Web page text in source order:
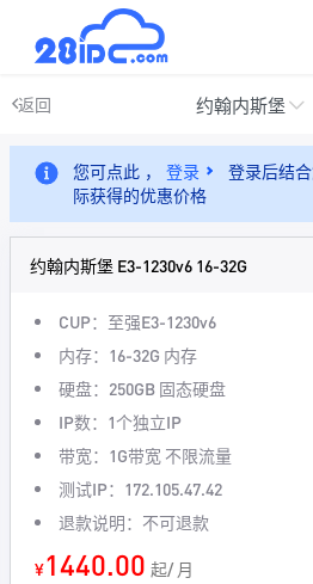
返回 约翰内斯堡
您可点此 ， 登录
登录后结
际获得的优惠价格
约翰内斯堡 E3-1230v6 16-32G
CUP：至强E3-1230v6
内存：16-32G 内存
硬盘：250GB 固态硬盘
IP数：1个独立IP
带宽：1G带宽 不限流量
测试IP：172.105.47.42
退款说明：不可退款
¥1440.00 起/ 月